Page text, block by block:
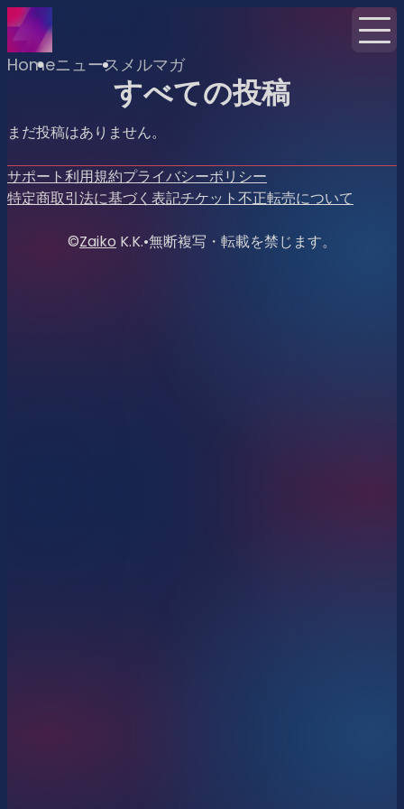
Homeニュースメルマガ
すべての投稿
まだ投稿はありません。
サポート利用規約プライバシーポリシー
特定商取引法に基づく表記チケット不正転売について
©Zaiko K.K.•無断複写・転載を禁じます。